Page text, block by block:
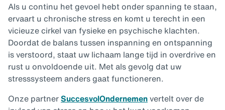
Als u continu het gevoel hebt onder spanning te staan,
ervaart u chronische stress en komt u terecht in een
vicieuze cirkel van fysieke en psychische klachten.
Doordat de balans tussen inspanning en ontspanning
is verstoord, staat uw lichaam lange tijd in overdrive en
rust u onvoldoende uit. Met als gevolg dat uw
stresssysteem anders gaat functioneren.
Onze partnerSuccesvolOndernemenvertelt over de